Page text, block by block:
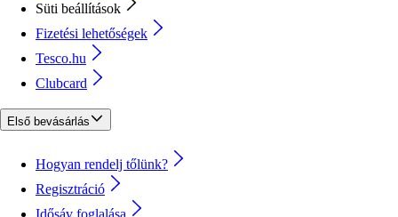
Süti beállítások
Fizetési lehetőségek
Tesco.hu
Clubcard
Első bevásárlás
Hogyan rendelj tőlünk?
Regisztráció
Idősáv foglalása